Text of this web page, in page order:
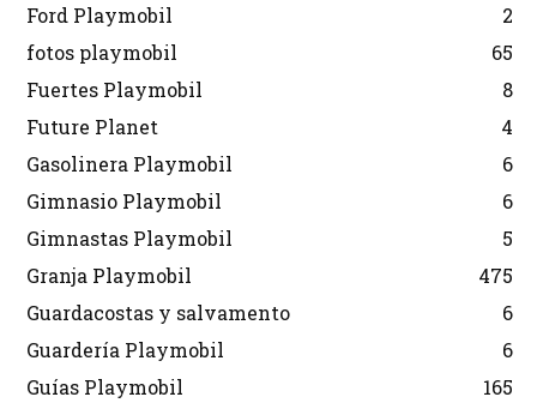
Ford Playmobil
2
fotos playmobil
65
Fuertes Playmobil
8
Future Planet
4
Gasolinera Playmobil
6
Gimnasio Playmobil
6
Gimnastas Playmobil
5
Granja Playmobil
475
Guardacostas y salvamento
6
Guardería Playmobil
6
Guías Playmobil
165